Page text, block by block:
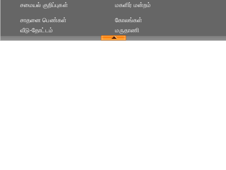
சமையல் குறிப்புகள்
மகளிர் மன்றம்
சாதனை பெண்கள்
வீடு-தோட்டம்
கோலங்கள்
மருதாணி